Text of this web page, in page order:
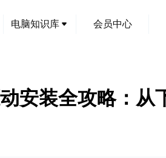
电脑知识库 会员中心
安装全攻略：